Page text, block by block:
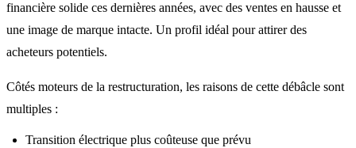
financière solide ces dernières années, avec des ventes en hausse et
une image de marque intacte. Un profil idéal pour attirer des
acheteurs potentiels.
Côtés moteurs de la restructuration, les raisons de cette débâcle sont
multiples :
Transition électrique plus coûteuse que prévu